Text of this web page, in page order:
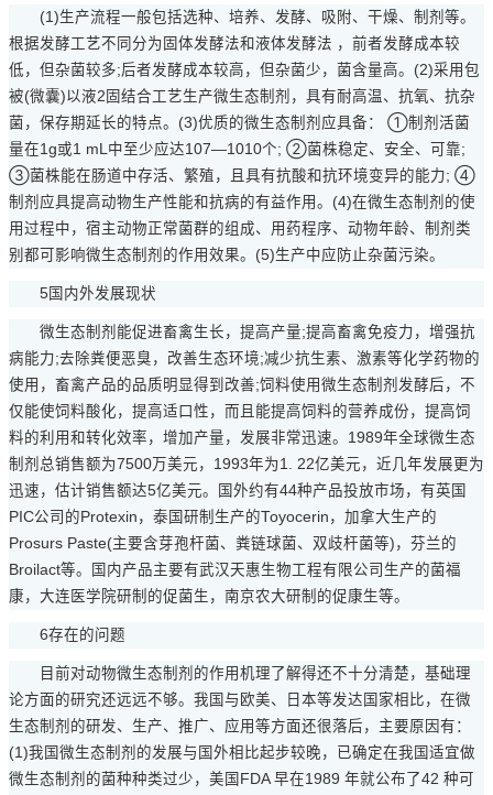
(1)生产流程一般包括选种、培养、发酵、吸附、干燥、制剂等。
根据发酵工艺不同分为固体发酵法和液体发酵法 ，前者发酵成本较
低，但杂菌较多;后者发酵成本较高，但杂菌少，菌含量高。(2)采用包
被(微囊)以液2固结合工艺生产微生态制剂，具有耐高温、抗氧、抗杂
菌，保存期延长的特点。(3)优质的微生态制剂应具备： ①制剂活菌
量在1g或1 mL中至少应达107—1010个; ②菌株稳定、安全、可靠;
③菌株能在肠道中存活、繁殖，且具有抗酸和抗环境变异的能力; ④
制剂应具提高动物生产性能和抗病的有益作用。(4)在微生态制剂的使
用过程中，宿主动物正常菌群的组成、用药程序、动物年龄、制剂类
别都可影响微生态制剂的作用效果。(5)生产中应防止杂菌污染。
5国内外发展现状
微生态制剂能促进畜禽生长，提高产量;提高畜禽免疫力，增强抗
病能力;去除粪便恶臭，改善生态环境;减少抗生素、激素等化学药物的
使用，畜禽产品的品质明显得到改善;饲料使用微生态制剂发酵后，不
仅能使饲料酸化，提高适口性，而且能提高饲料的营养成份，提高饲
料的利用和转化效率，增加产量，发展非常迅速。1989年全球微生态
制剂总销售额为7500万美元，1993年为1. 22亿美元，近几年发展更为
迅速，估计销售额达5亿美元。国外约有44种产品投放市场，有英国
PIC公司的Protexin，泰国研制生产的Toyocerin，加拿大生产的
Prosurs Paste(主要含芽孢杆菌、粪链球菌、双歧杆菌等)，芬兰的
Broilact等。国内产品主要有武汉天惠生物工程有限公司生产的菌福
康，大连医学院研制的促菌生，南京农大研制的促康生等。
6存在的问题
目前对动物微生态制剂的作用机理了解得还不十分清楚，基础理
论方面的研究还远远不够。我国与欧美、日本等发达国家相比，在微
生态制剂的研发、生产、推广、应用等方面还很落后，主要原因有：
(1)我国微生态制剂的发展与国外相比起步较晚，已确定在我国适宜做
微生态制剂的菌种种类过少，美国FDA 早在1989 年就公布了42 种可